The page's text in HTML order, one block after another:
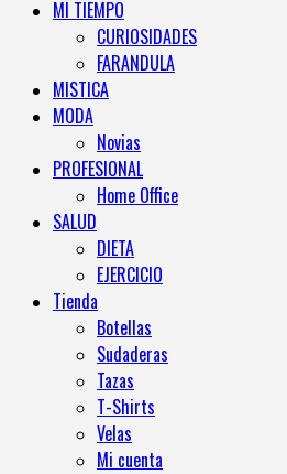
MI TIEMPO
CURIOSIDADES
FARANDULA
MISTICA
MODA
Novias
PROFESIONAL
Home Office
SALUD
DIETA
EJERCICIO
Tienda
Botellas
Sudaderas
Tazas
T-Shirts
Velas
Mi cuenta